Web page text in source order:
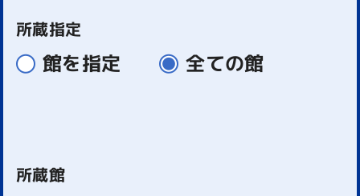
所蔵指定
館を指定 全ての館
所蔵館